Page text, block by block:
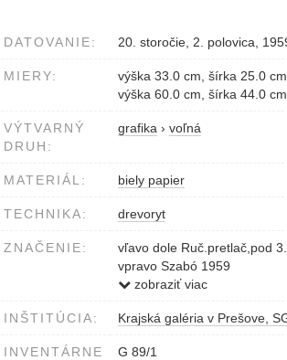
DATOVANIE: 20. storočie, 2. polovica,
MIERY:
výška 33.0 cm, šírka 25.0
výška 60.0 cm, šírka 44.0 cm
VÝTVARNÝ
DRUH:
grafika › voľná
MATERIÁL: biely papier
TECHNIKA: drevoryt
ZNAČENIE:
vľavo dole Ruč.pretlač,pod 3.
vpravo Szabó 1959
vpravo uprostred z
zobraziť viac
INŠTITÚCIA: Krajská galéria v Prešove,
INVENTÁRNE
G 89/1